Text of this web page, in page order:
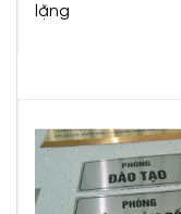
lặng